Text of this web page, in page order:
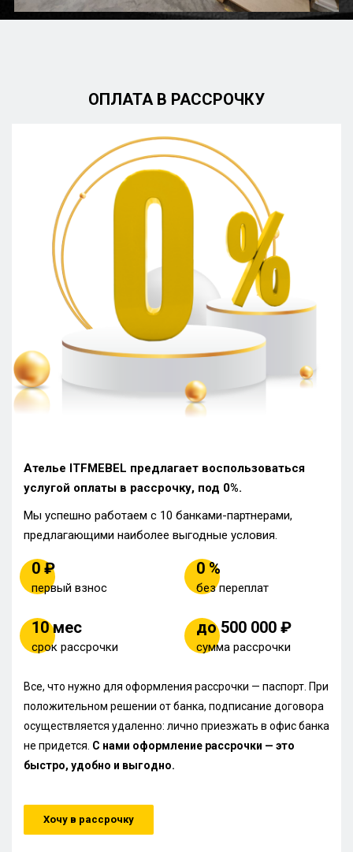
ОПЛАТА В РАССРОЧКУ
Ателье ITFMEBEL предлагает воспользоваться
услугой оплаты в рассрочку, под 0%.
Мы успешно работаем с 10 банками-партнерами,
предлагающими наиболее выгодные условия.
0 ₽
первый взнос
0 %
без переплат
10 мес
срок рассрочки
до 500 000 ₽
сумма рассрочки
Все, что нужно для оформления рассрочки — паспорт. При
положительном решении от банка, подписание договора
осуществляется удаленно: лично приезжать в офис банка
не придется. С нами оформление рассрочки — это
быстро, удобно и выгодно.
Хочу в рассрочку